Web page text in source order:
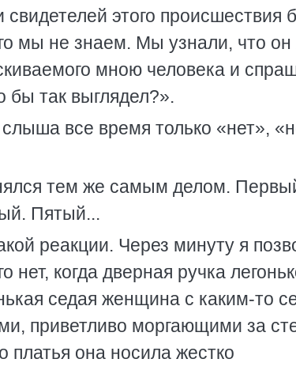
этого происшествия
мы не знаем. Мы узнали, что он
мною человека и
бы так выглядел?».
все время только «нет»,
тем же самым делом.
Пятый...
реакции. Через минуту я
когда дверная ручка
седая женщина с каким-то
приветливо моргающими за
платья она носила жестко